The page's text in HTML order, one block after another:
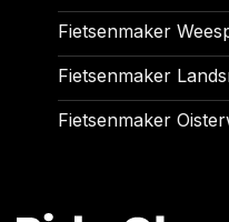
Fietsenmaker
Fietsenmaker
Fietsenmaker